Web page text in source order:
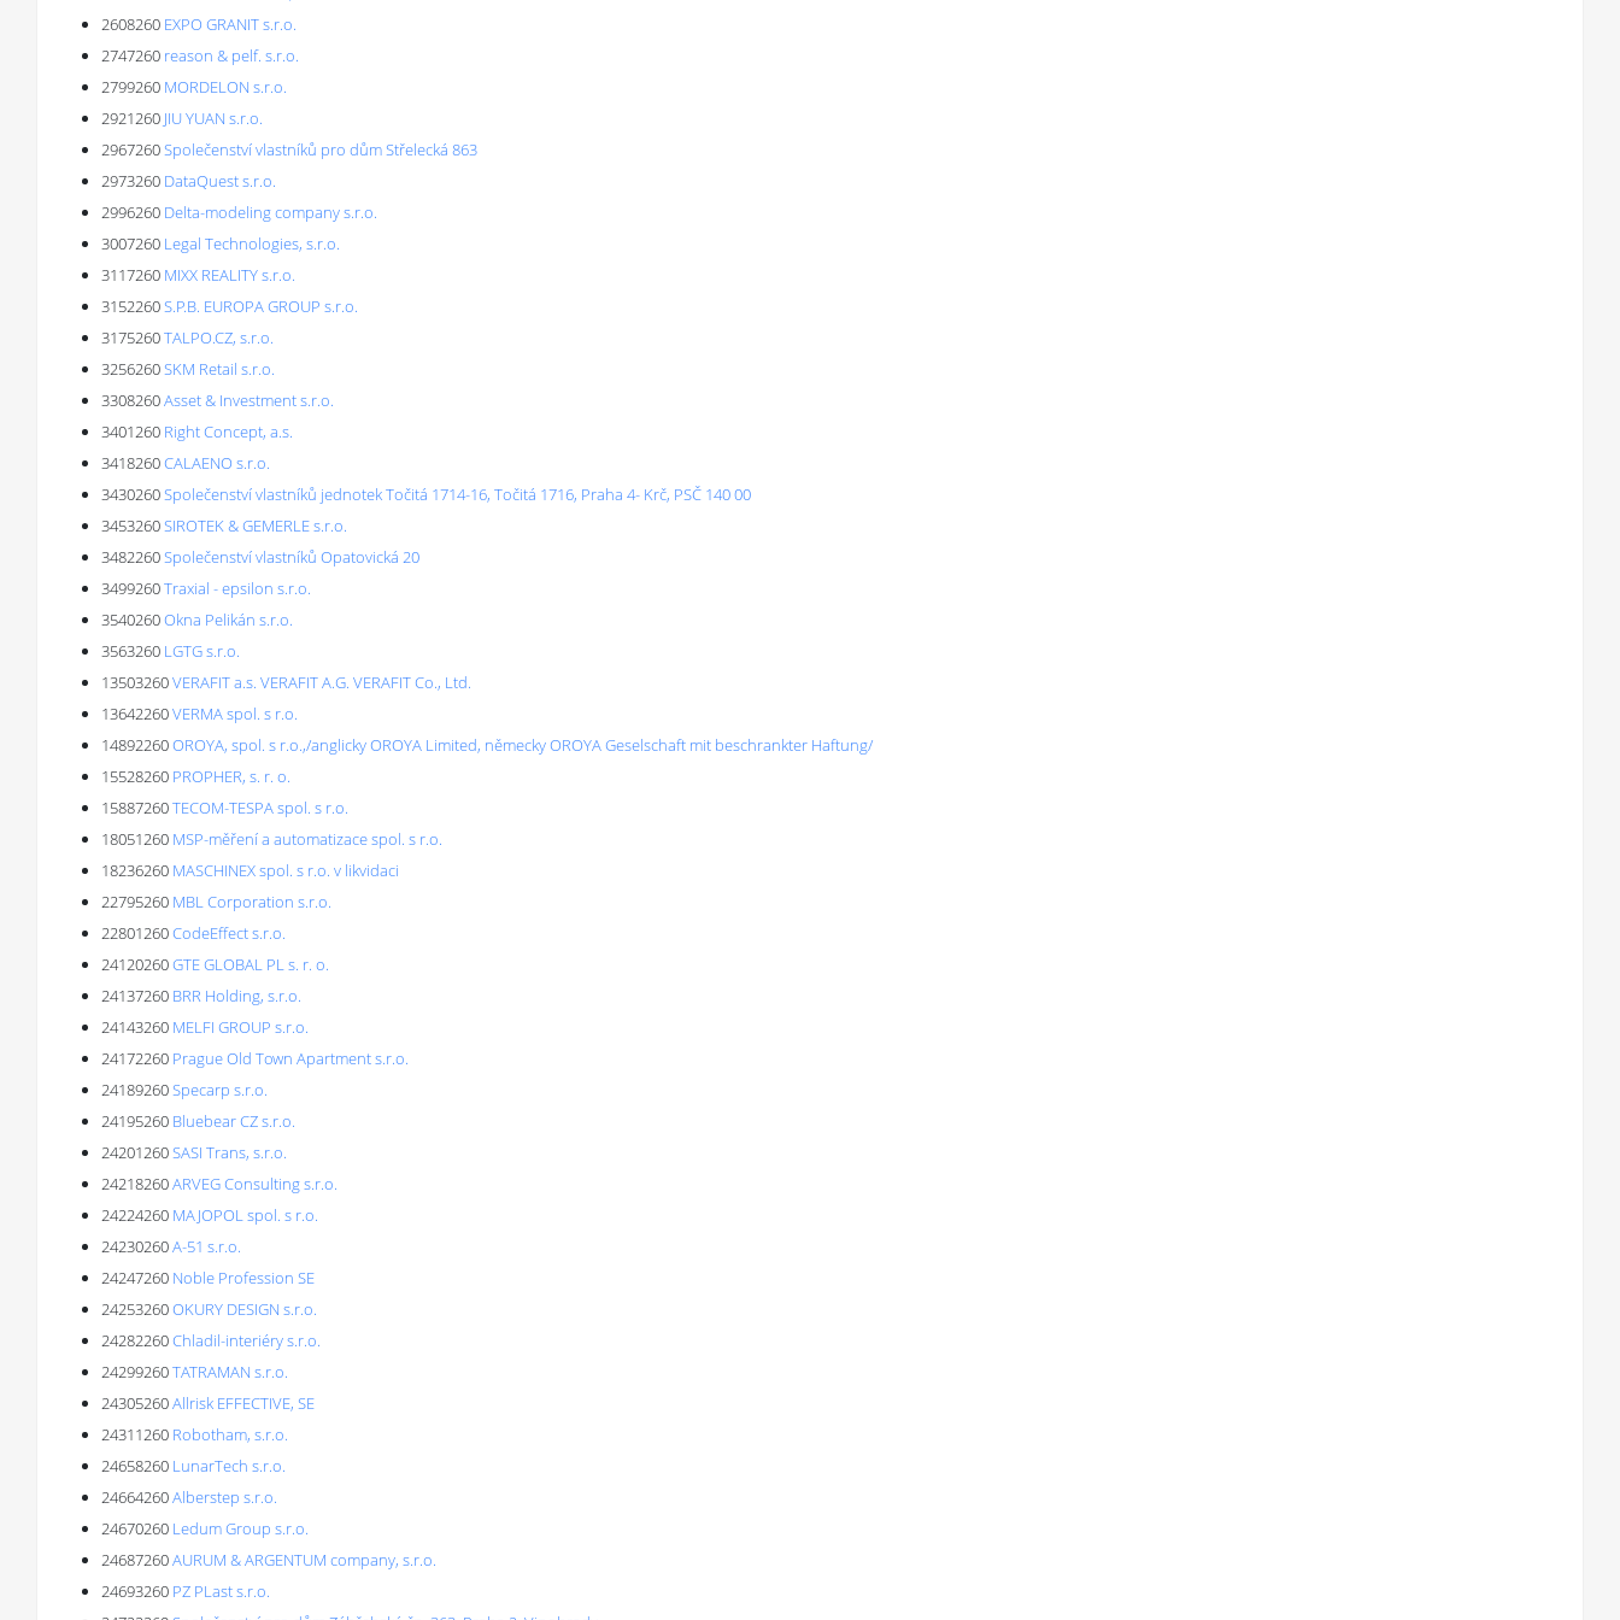
2608260 EXPO GRANIT s.r.o.
2747260 reason & pelf. s.r.o.
2799260 MORDELON s.r.o.
2921260 JIU YUAN s.r.o.
2967260Společenství vlastníků pro dům Střelecká 863
2973260 DataQuest s.r.o.
2996260 Delta-modeling company s.r.o.
3007260 Legal Technologies, s.r.o.
3117260 MIXX REALITY s.r.o.
3152260S.P.B. EUROPA GROUP s.r.o.
3175260TALPO.CZ, s.r.o.
3256260SKM Retail s.r.o.
3308260Asset & Investment s.r.o.
3401260 Right Concept, a.s.
3418260CALAENO s.r.o.
3430260Společenství vlastníků jednotek Točitá 1714-16, Točitá 1716, Praha 4- Krč, PSČ 140 00
3453260SIROTEK & GEMERLE s.r.o.
3482260Společenství vlastníků Opatovická 20
3499260Traxial - epsilon s.r.o.
3540260Okna Pelikán s.r.o.
3563260 LGTG s.r.o.
13503260VERAFIT a.s. VERAFIT A.G. VERAFIT Co., Ltd.
13642260VERMA spol. s r.o.
14892260OROYA, spol. s r.o.,/anglicky OROYA Limited, německy OROYA Geselschaft mit beschrankter Haftung/
15528260 PROPHER, s. r. o.
15887260TECOM-TESPA spol. s r.o.
18051260 MSP-měření a automatizace spol. s r.o.
18236260 MASCHINEX spol. s r.o. v likvidaci
22795260 MBL Corporation s.r.o.
22801260CodeEffect s.r.o.
24120260GTE GLOBAL PL s. r. o.
24137260 BRR Holding, s.r.o.
24143260 MELFI GROUP s.r.o.
24172260 Prague Old Town Apartment s.r.o.
24189260Specarp s.r.o.
24195260 Bluebear CZ s.r.o.
24201260SASI Trans, s.r.o.
24218260ARVEG Consulting s.r.o.
24224260 MAJOPOL spol. s r.o.
24230260A-51 s.r.o.
24247260 Noble Profession SE
24253260OKURY DESIGN s.r.o.
24282260Chladil-interiéry s.r.o.
24299260TATRAMAN s.r.o.
24305260Allrisk EFFECTIVE, SE
24311260 Robotham, s.r.o.
24658260 LunarTech s.r.o.
24664260Alberstep s.r.o.
24670260 Ledum Group s.r.o.
24687260AURUM & ARGENTUM company, s.r.o.
24693260 PZ PLast s.r.o.